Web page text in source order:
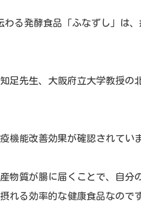
る発酵食品「ふなずし」は
先生、大阪府立大学教授の
機能改善効果が確認されてい
質が腸に届くことで、自分
れる効率的な健康食品なのです